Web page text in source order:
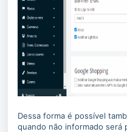
Dessa forma é possível
quando não informado será